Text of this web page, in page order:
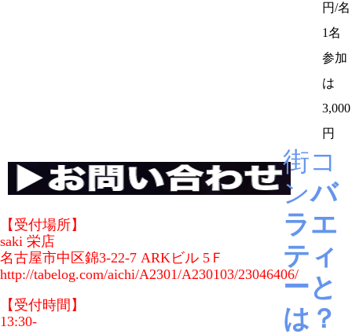
円/名
1名
参加
は
3,000
円
【受付場所】
saki 栄店
名古屋市中区錦3-22-7 ARKビル 5Ｆ
http://tabelog.com/aichi/A2301/A230103/23046406/
【受付時間】
13:30-
街コ
ンバ
ラエ
ティ
ーと
は？